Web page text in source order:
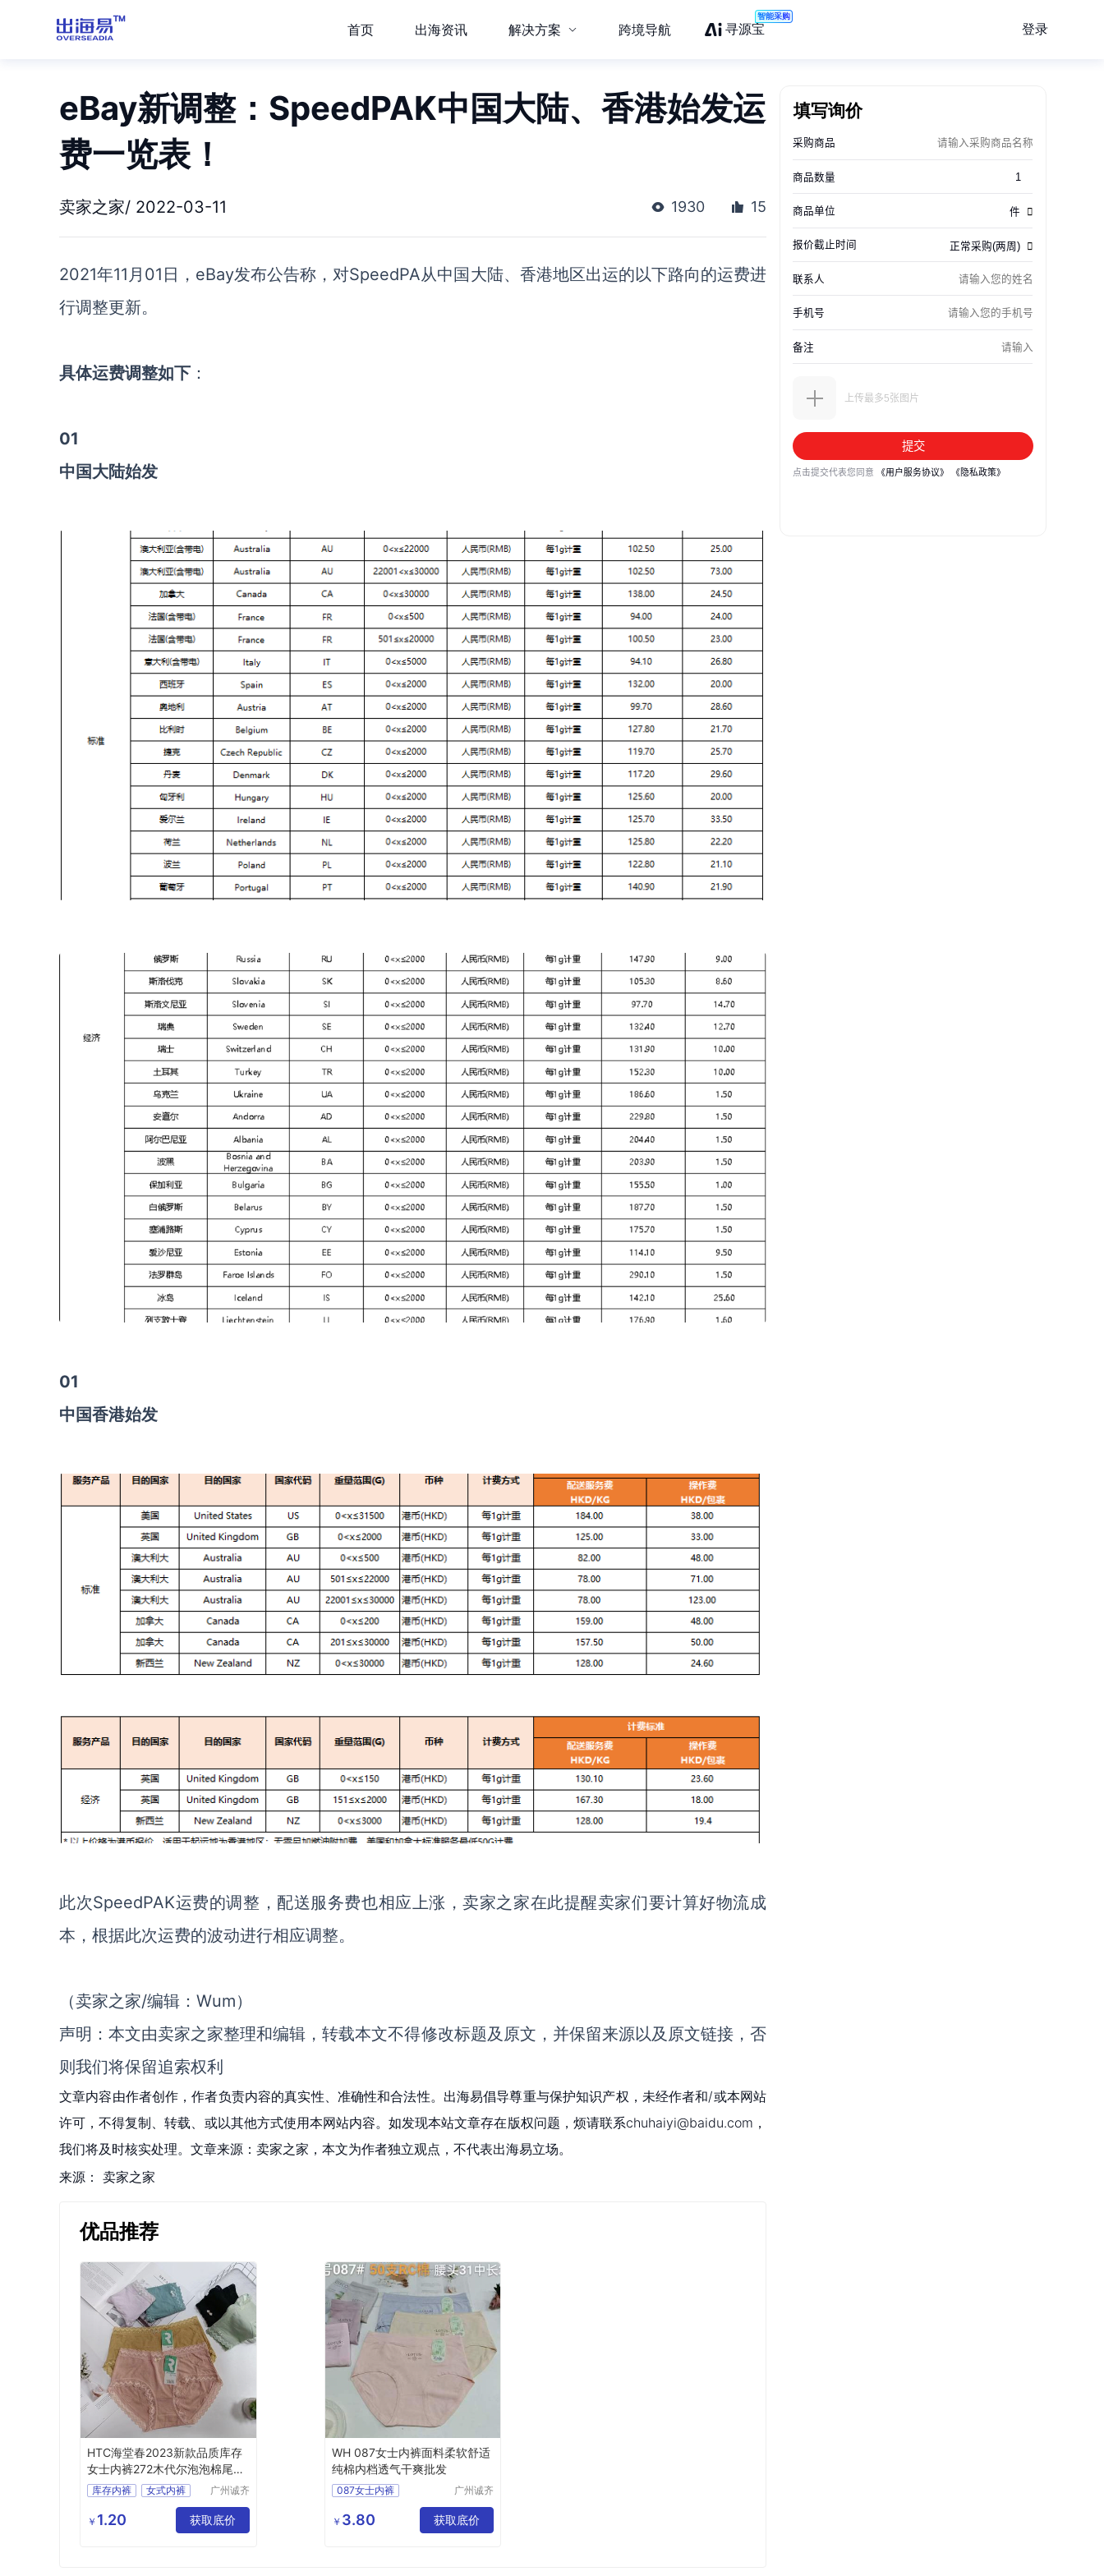
首页 出海资讯 解决方案 跨境导航 寻源宝
智能采购
登录
eBay新调整：SpeedPAK中国大陆、香港始发运
费一览表！
卖家之家/ 2022-03-11 1930 15
2021年11月01日，eBay发布公告称，对SpeedPA从中国大陆、香港地区出运的以下路向的运费进
行调整更新。
具体运费调整如下 ：
01
中国大陆始发
01
中国香港始发
此次SpeedPAK运费的调整，配送服务费也相应上涨，卖家之家在此提醒卖家们要计算好物流成
本，根据此次运费的波动进行相应调整。
（卖家之家/编辑：Wum）
声明：本文由卖家之家整理和编辑，转载本文不得修改标题及原文，并保留来源以及原文链接，否
则我们将保留追索权利
文章内容由作者创作，作者负责内容的真实性、准确性和合法性。出海易倡导尊重与保护知识产权，未经作者和/或本网站
许可，不得复制、转载、或以其他方式使用本网站内容。如发现本站文章存在版权问题，烦请联系chuhaiyi@baidu.com，
我们将及时核实处理。文章来源：卖家之家，本文为作者独立观点，不代表出海易立场。
来源： 卖家之家
优品推荐
HTC海堂春2023新款品质库存
女士内裤272木代尔泡泡棉尾货
女式内裤
库存内裤
女式内裤
尾货女内裤
广州诚齐
公司
￥ 1.20 获取底价
WH 087女士内裤面料柔软舒适
纯棉内档透气干爽批发
087女士内裤
广州诚齐
公司
￥ 3.80 获取底价
填写询价